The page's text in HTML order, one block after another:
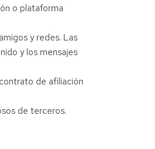
o plataforma
y redes. Las
y los mensajes
de afiliación
de terceros.